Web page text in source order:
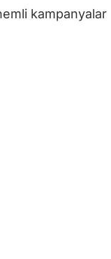
kampanyalar